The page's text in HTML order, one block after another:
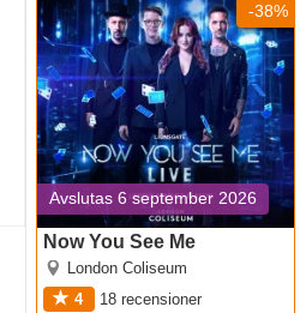
-38%
Avslutas 6 september 2026
Now You See Me
London Coliseum
4
18 recensioner